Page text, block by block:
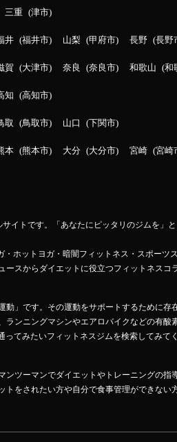
三重 津市
井 福井市 山梨 甲府市 長野 長野
賀 大津市 奈良 奈良市 和歌山 和
知 高知市
取 鳥取市 山口 下関市
本 熊本市 大分 大分市 宮崎 宮崎
イトです。「あなたにピッタリのジムを」
ホットヨガ・暗闇フィットネス・スポー
スからダイエットに役立つフィットネスコ
」です。その運動をサポートするために
ンニングマシンやエアロバイクなどの有
てみたいフィットネスジムを検索してみて
ツーマンでダイエットやトレーニングの
をされたい方や自分で食事管理ができない